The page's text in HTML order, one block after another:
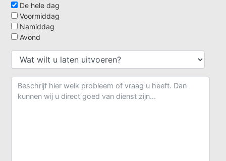
De hele dag
Voormiddag
Namiddag
Avond